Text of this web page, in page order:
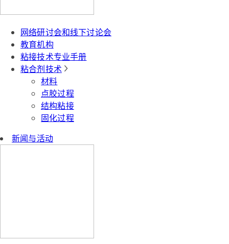
网络研讨会和线下讨论会
教育机构
粘接技术专业手册
粘合剂技术
材料
点胶过程
结构粘接
固化过程
新闻与活动